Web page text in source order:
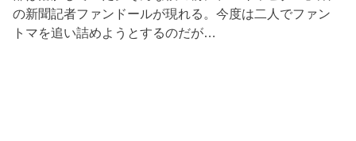
の新聞記者ファンドールが現れる。今度は二人でファン
トマを追い詰めようとするのだが…